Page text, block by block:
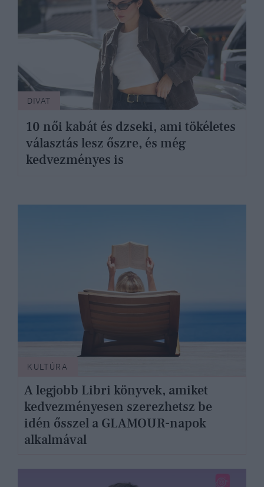
DIVAT
10 női kabát és dzseki, ami tökéletes
választás lesz őszre, és még
kedvezményes is
KULTÚRA
A legjobb Libri könyvek, amiket
kedvezményesen szerezhetsz be
idén ősszel a GLAMOUR-napok
alkalmával